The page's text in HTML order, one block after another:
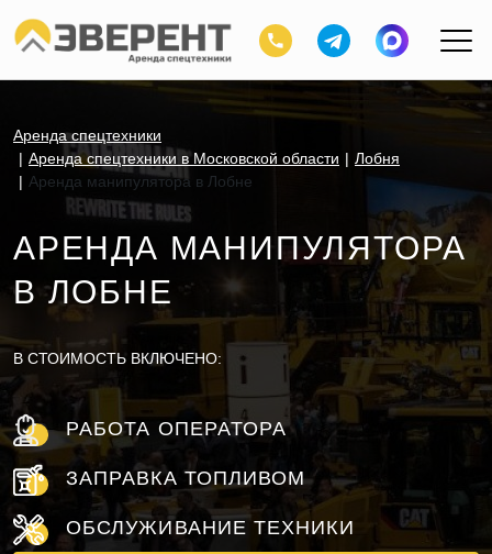
Аренда спецтехники
Аренда спецтехники в Московской области
Лобня
Аренда манипулятора в Лобне
АРЕНДА МАНИПУЛЯТОРА
В ЛОБНЕ
В СТОИМОСТЬ ВКЛЮЧЕНО:
РАБОТА ОПЕРАТОРА
ЗАПРАВКА ТОПЛИВОМ
ОБСЛУЖИВАНИЕ ТЕХНИКИ